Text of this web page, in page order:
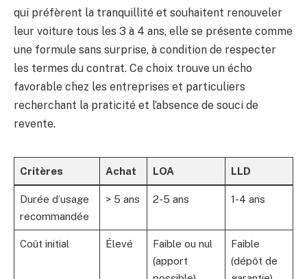
qui préfèrent la tranquillité et souhaitent renouveler
leur voiture tous les 3 à 4 ans, elle se présente comme
une formule sans surprise, à condition de respecter
les termes du contrat. Ce choix trouve un écho
favorable chez les entreprises et particuliers
recherchant la praticité et l’absence de souci de
revente.
Critères Achat LOA LLD
Durée d’usage
recommandée
> 5 ans 2-5 ans 1-4 ans
Coût initial Élevé
Faible ou nul
(apport
Faible
(dépôt de